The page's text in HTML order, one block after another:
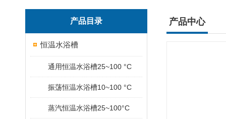
产品目录
恒温水浴槽
通用恒温水浴槽25~100 °C
振荡恒温水浴槽10~100 °C
蒸汽恒温水浴槽25~100°C
产品中心